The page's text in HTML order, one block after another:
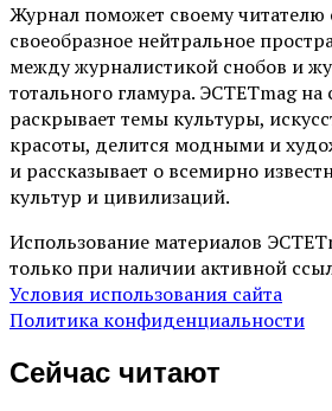
Журнал поможет своему читателю
своеобразное нейтральное
между журналистикой снобов и
тотального гламура. ЭСТЕТmag на
раскрывает темы культуры,
красоты, делится модными и
и рассказывает о всемирно
культур и цивилизаций.
Использование материалов
только при наличии активной
Условия использования сайта
Политика конфиденциальности
Сейчас читают